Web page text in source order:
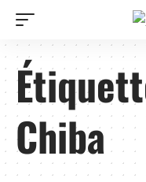
Chiba